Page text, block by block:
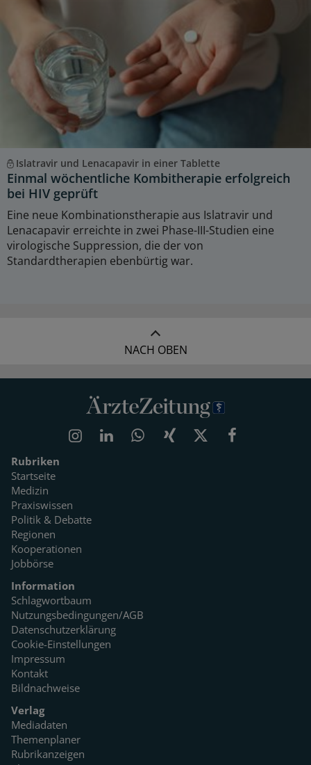
Islatravir und Lenacapavir in einer Tablette
Einmal wöchentliche Kombitherapie erfolgreich
bei HIV geprüft
Eine neue Kombinationstherapie aus Islatravir und
Lenacapavir erreichte in zwei Phase-III-Studien eine
virologische Suppression, die der von
Standardtherapien ebenbürtig war.
NACH OBEN
Rubriken
Startseite
Medizin
Praxiswissen
Politik & Debatte
Regionen
Kooperationen
Jobbörse
Information
Schlagwortbaum
Nutzungsbedingungen/AGB
Datenschutzerklärung
Cookie-Einstellungen
Impressum
Kontakt
Bildnachweise
Verlag
Mediadaten
Themenplaner
Rubrikanzeigen